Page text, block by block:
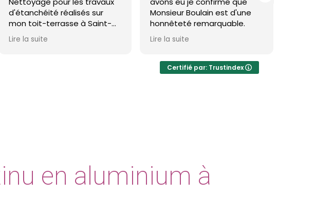
Monsieur Boulain est d'une
honnêteté remarquable.
brevin et c'est impeccable !
Je recommande
Certifié par: Trustindex
en aluminium à